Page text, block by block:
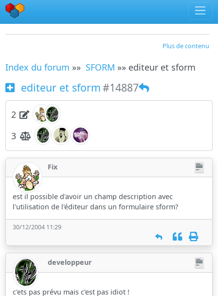
Plus de contenu
Index du forum »» SFORM »» editeur et sform
editeur et sform#14887
2
3
Fix
est il possible d'avoir un champ description avec
l'utilisation de l'éditeur dans un formulaire sform?
30/12/2004 11:29
developpeur
c'ets pas prévu mais c'est pas idiot !